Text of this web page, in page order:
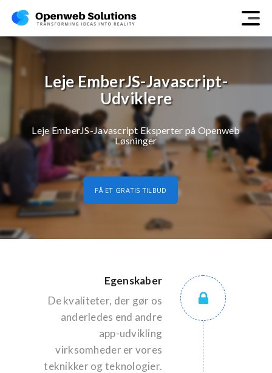
Leje EmberJS-Javascript-
Udviklere
Leje EmberJS-Javascript Eksperter på Openweb
Løsninger
FÅ ET GRATIS TILBUD
Egenskaber
De kvaliteter, der gør os
anderledes end andre
app-udvikling
virksomheder er vores
teknikker og teknologier.